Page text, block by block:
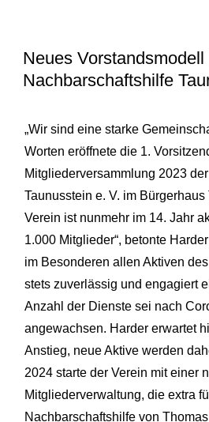
Neues Vorstandsmodell
Nachbarschaftshilfe
„Wir sind eine starke
Worten eröffnete die 1.
Mitgliederversammlung 2023
Taunusstein e. V. im Bürgerhaus
Verein ist nunmehr im 14. Jahr
1.000 Mitglieder“, betonte
im Besonderen allen Aktiven
stets zuverlässig und engagiert
Anzahl der Dienste sei nach
angewachsen. Harder erwartet
Anstieg, neue Aktive werden
2024 starte der Verein mit einer
Mitgliederverwaltung, die extra
Nachbarschaftshilfe von